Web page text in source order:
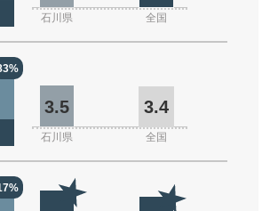
石川県 全国
3.5 3.4
石川県 全国